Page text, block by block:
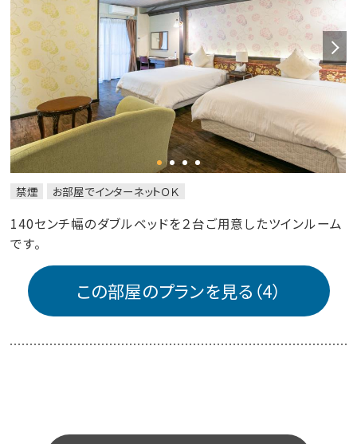
禁煙 お部屋でインターネットＯＫ
140センチ幅のダブルベッドを２台ご用意したツインルーム
です。
この部屋のプランを見る（4）